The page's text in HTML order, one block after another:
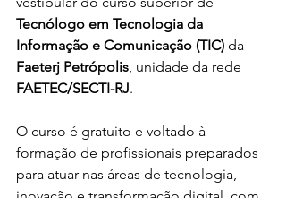
Tecnólogo em Tecnologia da
Informação e Comunicação (TIC) da
Faeterj Petrópolis, unidade da rede
FAETEC/SECTI-RJ.
O curso é gratuito e voltado à
formação de profissionais preparados
para atuar nas áreas de tecnologia,